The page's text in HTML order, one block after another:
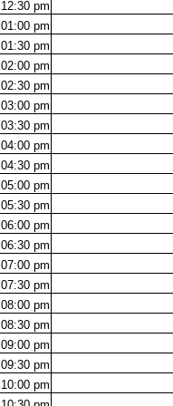
12:30 pm
01:00 pm
01:30 pm
02:00 pm
02:30 pm
03:00 pm
03:30 pm
04:00 pm
04:30 pm
05:00 pm
05:30 pm
06:00 pm
06:30 pm
07:00 pm
07:30 pm
08:00 pm
08:30 pm
09:00 pm
09:30 pm
10:00 pm